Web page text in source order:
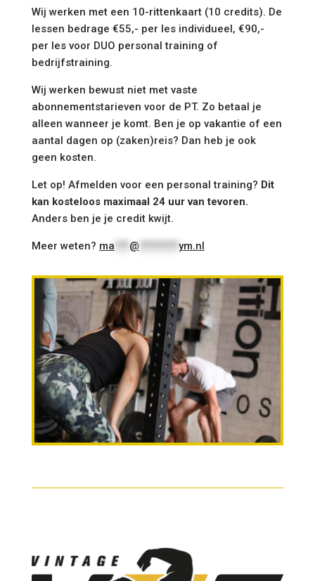
Wij werken met een 10-rittenkaart (10 credits). De
lessen bedrage €55,- per les individueel, €90,-
per les voor DUO personal training of
bedrijfstraining.
Wij werken bewust niet met vaste
abonnementstarieven voor de PT. Zo betaal je
alleen wanneer je komt. Ben je op vakantie of een
aantal dagen op (zaken)reis? Dan heb je ook
geen kosten.
Let op! Afmelden voor een personal training? Dit
kan kosteloos maximaal 24 uur van tevoren.
Anders ben je je credit kwijt.
Meer weten? ma @ ym.nl